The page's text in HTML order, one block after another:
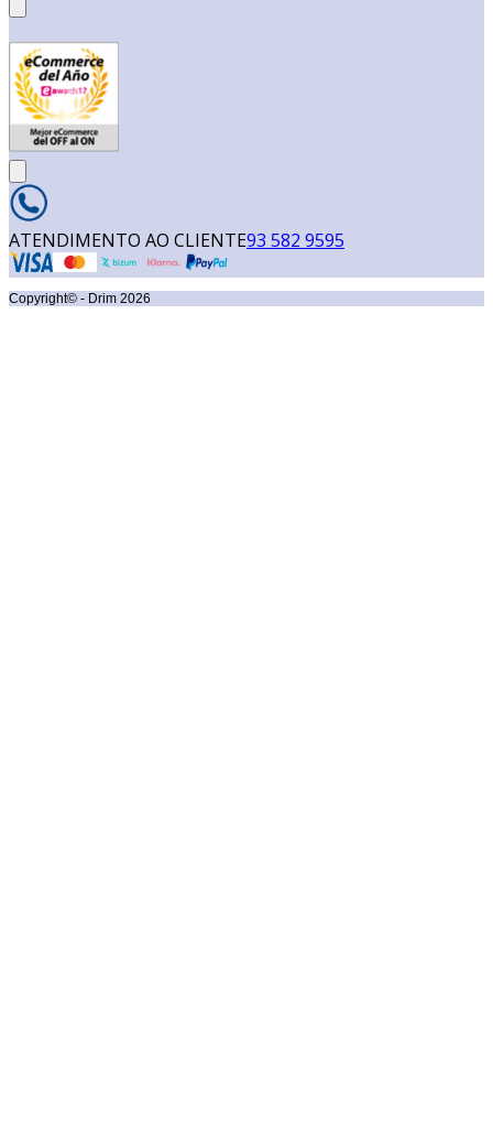
ATENDIMENTO AO CLIENTE93 582 9595
Copyright© - Drim 2026